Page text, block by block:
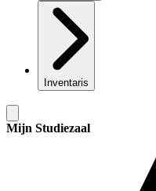
Inventaris
Mijn Studiezaal